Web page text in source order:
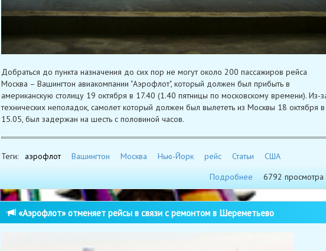
Добраться до пункта назначения до сих пор не могут около 200 пассажиров рейса
Москва – Вашингтон авиакомпании "Аэрофлот", который должен был прибыть в
американскую столицу 19 октября в 17.40 (1.40 пятницы по московскому времени). Из-
технических неполадок, самолет который должен был вылететь из Москвы 18 октября в
15.05, был задержан на шесть с половиной часов.
Теги: аэрофлот Вашингтон Москва Нью-Йорк рейс Статьи
США
Подробнее
6792 просмотра
«Аэрофлот» отменяет рейсы в связи с ремонтом в Шереметьево